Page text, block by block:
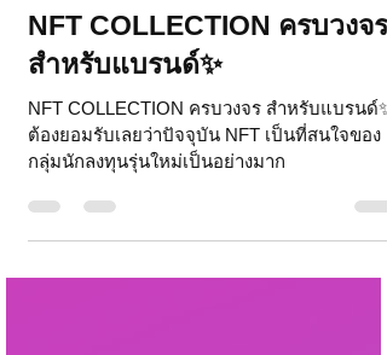
chatstickforbrand
20 พ.ค. 2565
ยาว 1 นาที
NFT COLLECTION ครบวงจร
สำหรับแบรนด์✨
กลุ่มนักลงทุนรุ่นใหม่เป็นอย่างมาก